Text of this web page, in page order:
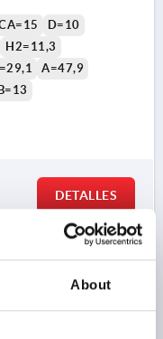
About
D=10
H2=11,3
A=47,9
DETALLES